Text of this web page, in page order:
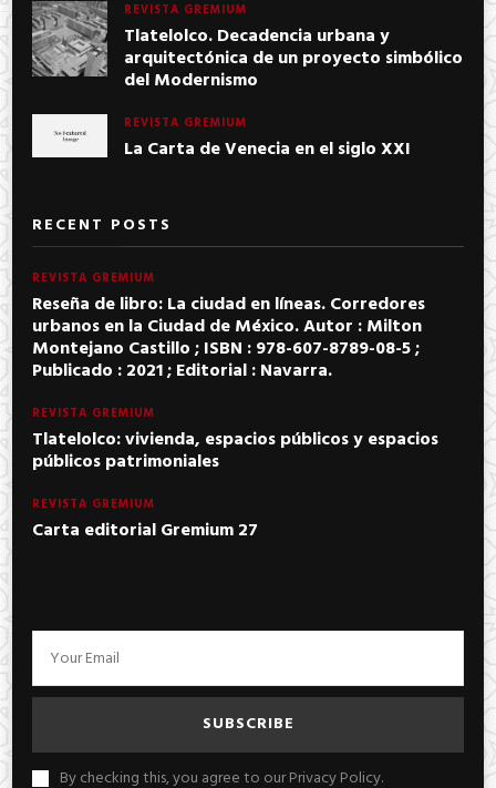
REVISTA GREMIUM
Tlatelolco. Decadencia urbana y
arquitectónica de un proyecto simbólico
del Modernismo
REVISTA GREMIUM
La Carta de Venecia en el siglo XXI
RECENT POSTS
REVISTA GREMIUM
Reseña de libro: La ciudad en líneas. Corredores
urbanos en la Ciudad de México. Autor : Milton
Montejano Castillo ; ISBN : 978-607-8789-08-5 ;
Publicado : 2021 ; Editorial : Navarra.
REVISTA GREMIUM
Tlatelolco: vivienda, espacios públicos y espacios
públicos patrimoniales
REVISTA GREMIUM
Carta editorial Gremium 27
By checking this, you agree to our Privacy Policy.